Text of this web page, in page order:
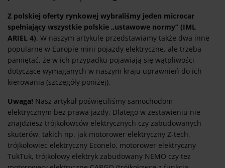
Z polskiej oferty rynkowej wybraliśmy jeden microcar
spełniający wszystkie polskie „ustawowe normy” (IML
ARIEL 4). W naszym artykule przedstawiamy także dwa inne
popularne w Europie mini pojazdy elektryczne, ale trzeba
pamiętać, że w ich przypadku pojawiają się wątpliwości
dotyczące wymaganych w naszym kraju uprawnień do ich
kierowania (szczegóły poniżej).
Uwaga! Nasz artykuł poświęciliśmy samochodom
elektrycznym bez prawa jazdy. Dlatego w zestawieniu nie
znajdziesz trójkołowców elektrycznych czy zabudowanych
skuterów, takich np. jak motorower elektryczny Z-tech,
trójkołowiec elektryczny Econelo, motorower elektryczny
TukTuk, trójkołowy elektryk zabudowany NEMO czy też